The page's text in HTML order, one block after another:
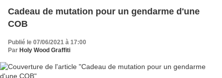
Cadeau de mutation pour un gendarme d'une
COB
Publié le 07/06/2021 à 17:00
Par Holy Wood Graffiti